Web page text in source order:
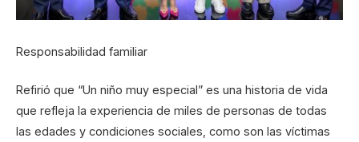
Responsabilidad familiar
Refirió que “Un niño muy especial” es una historia de vida
que refleja la experiencia de miles de personas de todas
las edades y condiciones sociales, como son las víctimas